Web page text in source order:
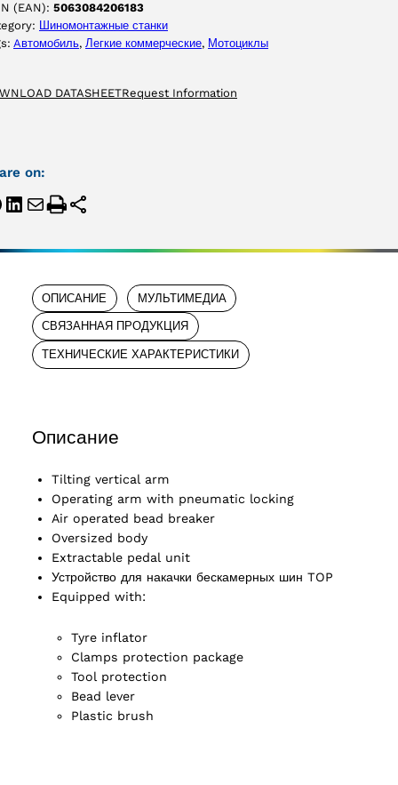
(EAN): 5063084206183
Шиномонтажные станки
Aвтомобиль, Легкие коммерческие, Мотоциклы
DATASHEETRequest Information
on:
ОПИСАНИЕ МУЛЬТИМЕДИА
СВЯЗАННАЯ ПРОДУКЦИЯ
ТЕХНИЧЕСКИЕ ХАРАКТЕРИСТИКИ
Описание
Tilting vertical arm
Operating arm with pneumatic locking
Air operated bead breaker
Oversized body
Extractable pedal unit
Устройство для накачки бескамерных шин TOP
Equipped with:
Tyre inflator
Clamps protection package
Tool protection
Bead lever
Plastic brush